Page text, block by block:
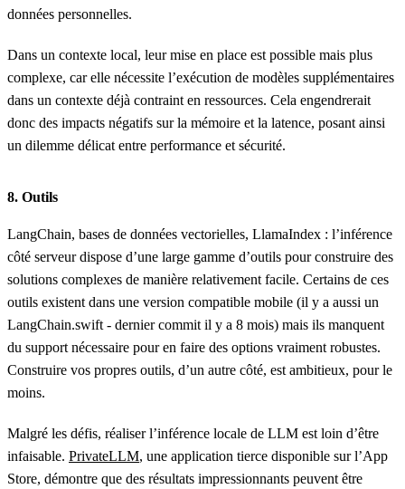
données personnelles.
Dans un contexte local, leur mise en place est possible mais plus
complexe, car elle nécessite l’exécution de modèles supplémentaires
dans un contexte déjà contraint en ressources. Cela engendrerait
donc des impacts négatifs sur la mémoire et la latence, posant ainsi
un dilemme délicat entre performance et sécurité.
8. Outils
LangChain, bases de données vectorielles, LlamaIndex : l’inférence
côté serveur dispose d’une large gamme d’outils pour construire des
solutions complexes de manière relativement facile. Certains de ces
outils existent dans une version compatible mobile (il y a aussi un
LangChain.swift - dernier commit il y a 8 mois) mais ils manquent
du support nécessaire pour en faire des options vraiment robustes.
Construire vos propres outils, d’un autre côté, est ambitieux, pour le
moins.
Malgré les défis, réaliser l’inférence locale de LLM est loin d’être
infaisable. PrivateLLM, une application tierce disponible sur l’App
Store, démontre que des résultats impressionnants peuvent être